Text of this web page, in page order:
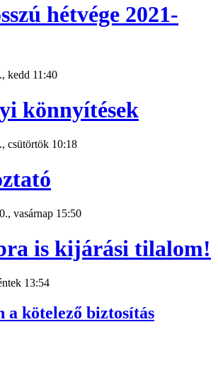
hétvége 2021-
kedd 11:40
könnyítések
csütörtök 10:18
vasárnap 15:50
is kijárási tilalom!
13:54
a kötelező biztosítás